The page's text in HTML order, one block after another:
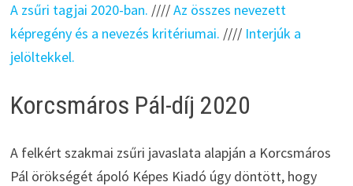
A zsűri tagjai 2020-ban. ////Az összes nevezett
képregény és a nevezés kritériumai. //// Interjúk a
jelöltekkel.
Korcsmáros Pál-díj 2020
A felkért szakmai zsűri javaslata alapján a Korcsmáros
Pál örökségét ápoló Képes Kiadó úgy döntött, hogy